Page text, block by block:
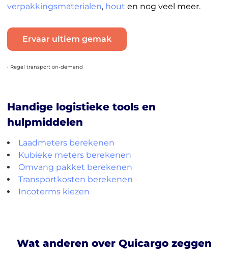
verpakkingsmaterialen, hout en nog veel meer.
Ervaar ultiem gemak
• Regel transport on-demand
Handige logistieke tools en
hulpmiddelen
Laadmeters berekenen
Kubieke meters berekenen
Omvang pakket berekenen
Transportkosten berekenen
Incoterms kiezen
Wat anderen over Quicargo zeggen